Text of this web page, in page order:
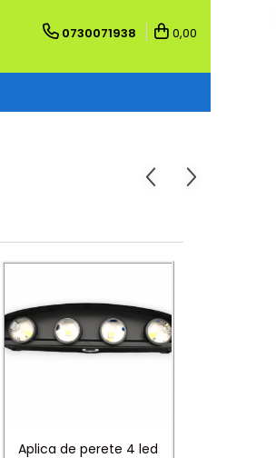
0730071938 0,00
Aplica de perete 4 led